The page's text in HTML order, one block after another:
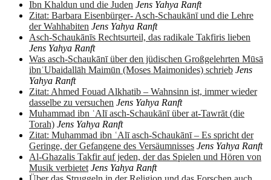
Ibn Khaldun und die Juden Jens Yahya Ranft
Zitat: Barbara Eisenbürger- Asch-Schaukānī und die Lehre
der Wahhabiten Jens Yahya Ranft
Asch-Schaukānīs Rechtsurteil, das radikale Takfiris lieben
Jens Yahya Ranft
Was asch-Schaukānī über den jüdischen Großgelehrten Mūsā
ibnʿUbaidallāh Maimūn (Moses Maimonides) schrieb Jens
Yahya Ranft
Zitat: Ahmed Fouad Alkhatib – Wahnsinn ist, immer wieder
dasselbe zu versuchen Jens Yahya Ranft
Muhammad ibn ʿAlī asch-Schaukānī über at-Tawrāt (die
Torah) Jens Yahya Ranft
Zitat: Muḥammad ibn ʿAlī asch-Schaukānī – Es spricht der
Geringe, der Gefangene des Versäumnisses Jens Yahya Ranft
Al-Ghazalis Takfir auf jeden, der das Spielen und Hören von
Musik verbietet Jens Yahya Ranft